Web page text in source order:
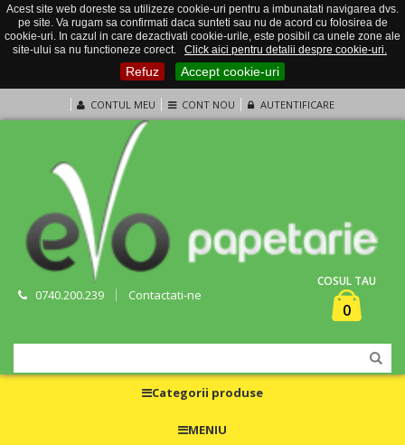
Acest site web doreste sa utilizeze cookie-uri pentru a imbunatati navigarea dvs.
pe site. Va rugam sa confirmati daca sunteti sau nu de acord cu folosirea de
cookie-uri. In cazul in care dezactivati cookie-urile, este posibil ca unele zone ale
site-ului sa nu functioneze corect.
Click aici pentru detalii despre cookie-uri.
Refuz Accept cookie-uri
CONTUL MEU CONT NOU AUTENTIFICARE
0740.200.239 Contactati-ne
COSUL TAU
0
Categorii produse
MENIU